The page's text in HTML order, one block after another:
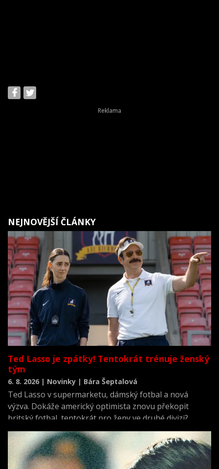
NEJNOVĚJŠÍ ČLÁNKY
Ted Lasso je zpátky! Tentokrát trénuje ženský
tým
6. 8. 2026 | Novinky | Bára Šeptalová
Ted Lasso v supermarketu, dámský fotbal a nová
výzva. Dokáže americký optimista znovu překopit
britský fotbal, tentokrát pro ženy ve druhé divizi?